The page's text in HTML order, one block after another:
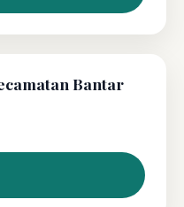
Bantar